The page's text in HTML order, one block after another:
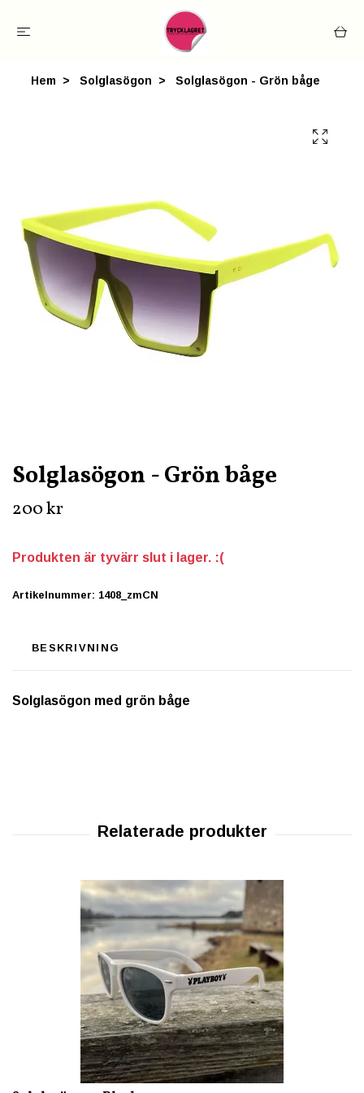
Hem Solglasögon Solglasögon - Grön båge
Solglasögon - Grön båge
200 kr
Produkten är tyvärr slut i lager. :(
Artikelnummer: 1408_zmCN
BESKRIVNING
Solglasögon med grön båge